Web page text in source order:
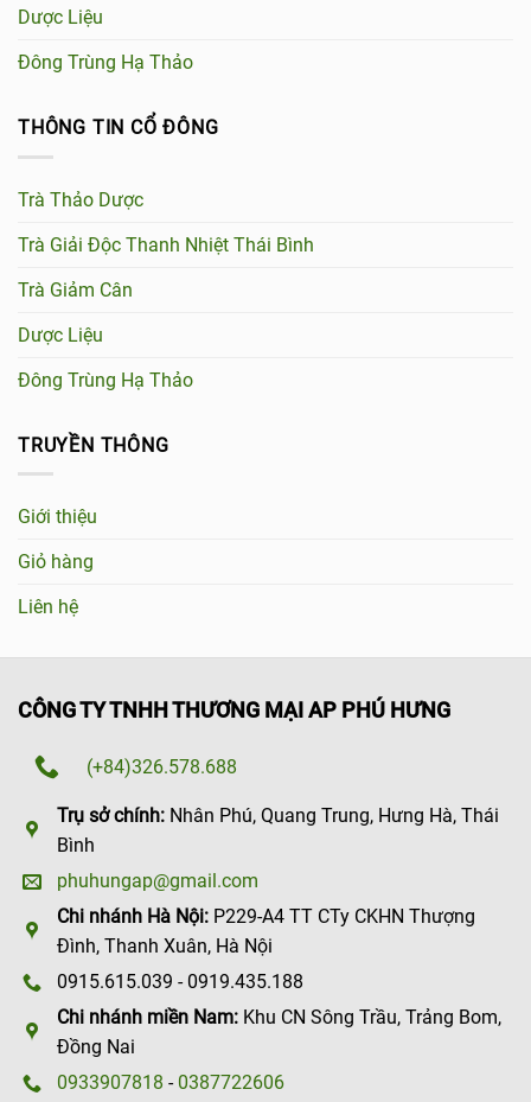
Dược Liệu
Đông Trùng Hạ Thảo
THÔNG TIN CỔ ĐÔNG
Trà Thảo Dược
Trà Giải Độc Thanh Nhiệt Thái Bình
Trà Giảm Cân
Dược Liệu
Đông Trùng Hạ Thảo
TRUYỀN THÔNG
Giới thiệu
Giỏ hàng
Liên hệ
CÔNG TY TNHH THƯƠNG MẠI AP PHÚ HƯNG
(+84)326.578.688
Trụ sở chính: Nhân Phú, Quang Trung, Hưng Hà, Thái
Bình
phuhungap@gmail.com
Chi nhánh Hà Nội: P229-A4 TT CTy CKHN Thượng
Đình, Thanh Xuân, Hà Nội
0915.615.039 - 0919.435.188
Chi nhánh miền Nam: Khu CN Sông Trầu, Trảng Bom,
Đồng Nai
0933907818 - 0387722606